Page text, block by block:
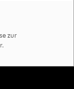
zur